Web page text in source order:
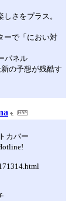
さをプラス。
ーで「におい対
パネル
の予想が残酷す
カバー